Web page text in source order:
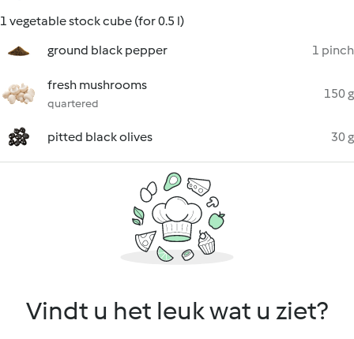
1 vegetable stock cube (for 0.5 l)
ground black pepper
1 pinch
fresh mushrooms
quartered
150 g
pitted black olives 30 g
Vindt u het leuk wat u ziet?